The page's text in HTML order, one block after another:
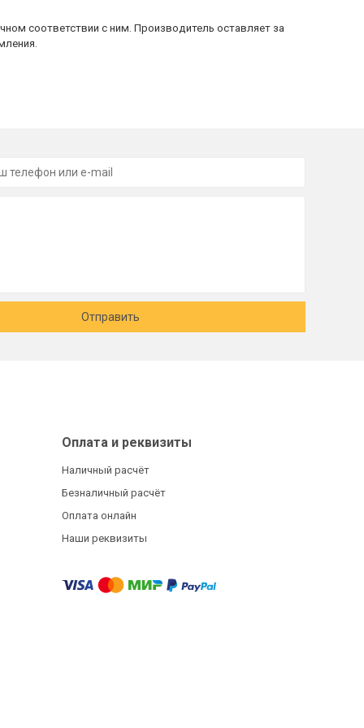
соответствии с ним. Производитель оставляет за
Отправить
Оплата и реквизиты
Наличный расчёт
Безналичный расчёт
Оплата онлайн
Наши реквизиты